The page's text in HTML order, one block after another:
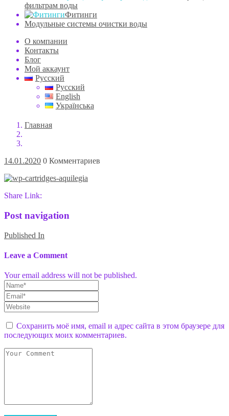
фильтрам воды
Фитинги
Модульные системы очистки воды
О компании
Контакты
Блог
Мой аккаунт
Русский
Русский
English
Українська
Главная
14.01.2020 0 Комментариев
Share Link:
Post navigation
Published In
Leave a Comment
Your email address will not be published.
Сохранить моё имя, email и адрес сайта в этом браузере для
последующих моих комментариев.